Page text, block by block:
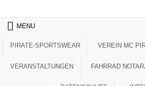
MENU
PIRATE-SPORTSWEAR VEREIN MC
VERANSTALTUNGEN FAHRRAD